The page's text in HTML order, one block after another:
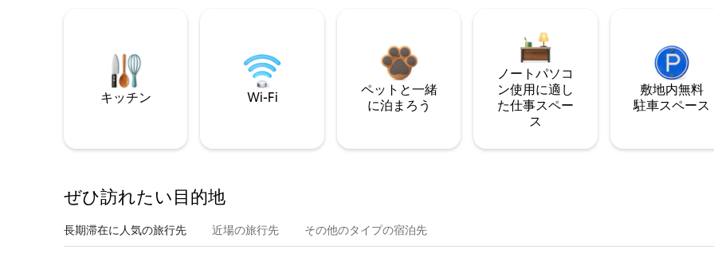
キッチン Wi-Fi
ペットと一緒
に泊まろう
ノートパソコ
ン使用に適し
た仕事スペー
ス
敷地内無料
駐⁠車ス⁠ペ⁠ー⁠ス
ぜひ訪⁠れ⁠た⁠い目⁠的⁠地
長期滞在に人気の旅行先 近場の旅行先 その他のタ⁠イ⁠プ⁠の宿⁠泊⁠先